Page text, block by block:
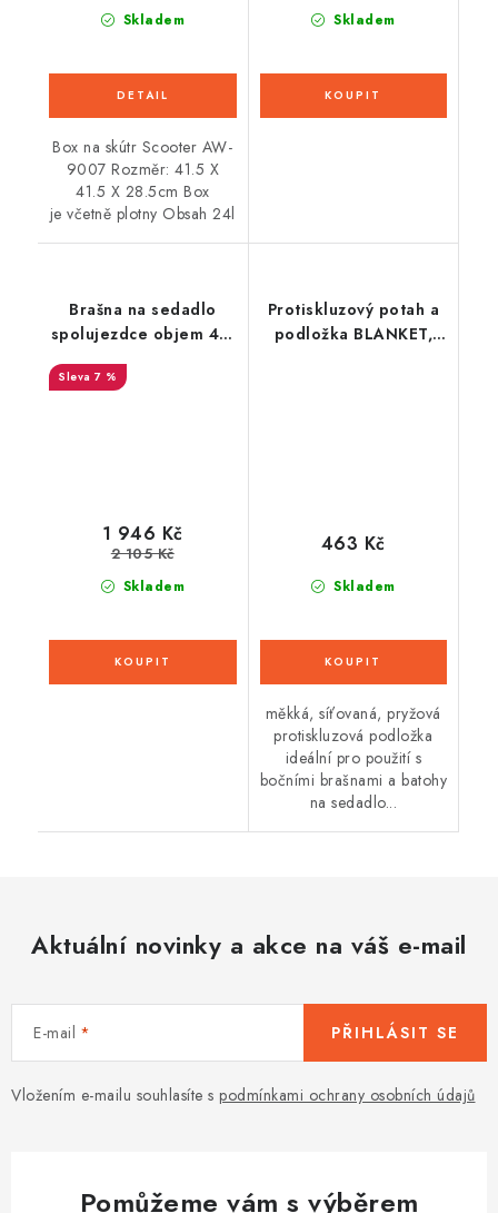
Skladem
Box na skútr Scooter AW-
9007 Rozměr: 41.5 X
41.5 X 28.5cm Box
je včetně plotny Obsah 24l
Skladem
Brašna na sedadlo
spolujezdce objem 4 l,
dekor, černý lem)
7 %
Skladem
1 946 Kč
2 105 Kč
Protiskluzový potah a
podložka BLANKET,
Skladem
463 Kč
měkká, síťovaná, pryžová
protiskluzová podložka
ideální pro použití s
bočními brašnami a batohy
na sedadlo...
Aktuální novinky a akce na váš e-mail
E-mail
Vložením e-mailu souhlasíte s podmínkami ochrany osobních údajů
PŘIHLÁSIT SE
Pomůžeme vám s výběrem